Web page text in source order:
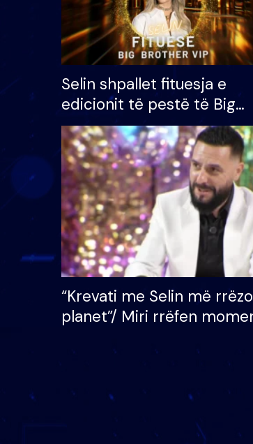
Selin shpallet fituesja e
edicionit të pestë të Big
Brother VIP, rrëmben
çmimin e madh prej 100
mijë eurosh
“Krevati me Selin më
planet”/ Miri rrëfen
mungojë zilja e mëngjesit